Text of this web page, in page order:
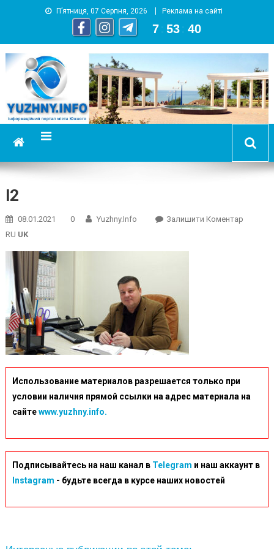
П’ятниця, 07 Серпня, 2026 Реклама на сайті
7 53 40
YUZHNY.INFO
информационный портал города Южный
l2
08.01.2021 0 Yuzhny.info Залишити КоментарOn
RU UK
Использование материалов разрешается только при
условии наличия прямой ссылки на адрес материала на
сайтеwww.yuzhny.info.
Подписывайтесь на наш канал в Telegram и наш аккаунт в
Instagram - будьте всегда в курсе наших новостей